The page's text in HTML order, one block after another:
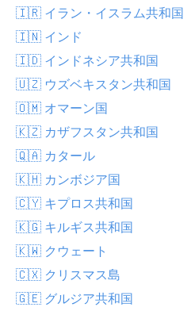
🇮🇷 イラン・イスラム共和国
🇮🇳 インド
🇮🇩 インドネシア共和国
🇺🇿 ウズベキスタン共和国
🇴🇲 オマーン国
🇰🇿 カザフスタン共和国
🇶🇦 カタール
🇰🇭 カンボジア国
🇨🇾 キプロス共和国
🇰🇬 キルギス共和国
🇰🇼 クウェート
🇨🇽 クリスマス島
🇬🇪 グルジア共和国